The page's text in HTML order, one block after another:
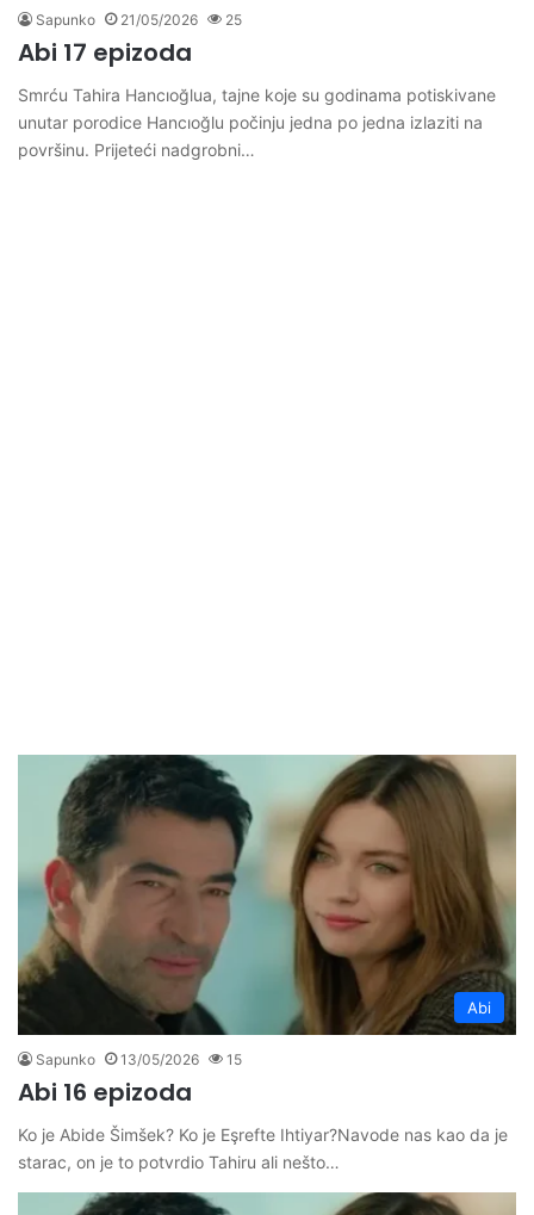
Sapunko 21/05/2026 25
Abi 17 epizoda
Smrću Tahira Hancıoğlua, tajne koje su godinama potiskivane
unutar porodice Hancıoğlu počinju jedna po jedna izlaziti na
površinu. Prijeteći nadgrobni…
Abi
Sapunko 13/05/2026 15
Abi 16 epizoda
Ko je Abide Šimšek? Ko je Eşrefte Ihtiyar?Navode nas kao da je
starac, on je to potvrdio Tahiru ali nešto…